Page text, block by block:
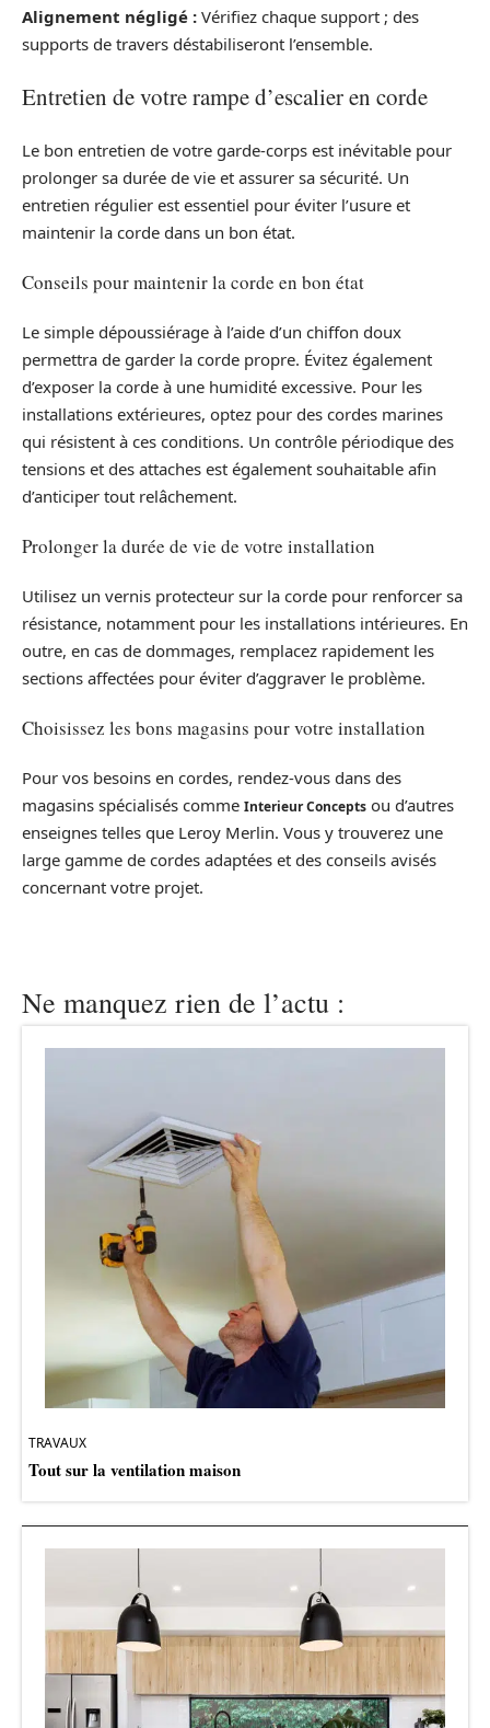
Alignement négligé : Vérifiez chaque support ; des
supports de travers déstabiliseront l’ensemble.
Entretien de votre rampe d’escalier en corde
Le bon entretien de votre garde-corps est inévitable pour
prolonger sa durée de vie et assurer sa sécurité. Un
entretien régulier est essentiel pour éviter l’usure et
maintenir la corde dans un bon état.
Conseils pour maintenir la corde en bon état
Le simple dépoussiérage à l’aide d’un chiffon doux
permettra de garder la corde propre. Évitez également
d’exposer la corde à une humidité excessive. Pour les
installations extérieures, optez pour des cordes marines
qui résistent à ces conditions. Un contrôle périodique des
tensions et des attaches est également souhaitable afin
d’anticiper tout relâchement.
Prolonger la durée de vie de votre installation
Utilisez un vernis protecteur sur la corde pour renforcer sa
résistance, notamment pour les installations intérieures. En
outre, en cas de dommages, remplacez rapidement les
sections affectées pour éviter d’aggraver le problème.
Choisissez les bons magasins pour votre installation
Pour vos besoins en cordes, rendez-vous dans des
magasins spécialisés comme Interieur Concepts ou d’autres
enseignes telles que Leroy Merlin. Vous y trouverez une
large gamme de cordes adaptées et des conseils avisés
concernant votre projet.
Ne manquez rien de l’actu :
TRAVAUX
Tout sur la ventilation maison